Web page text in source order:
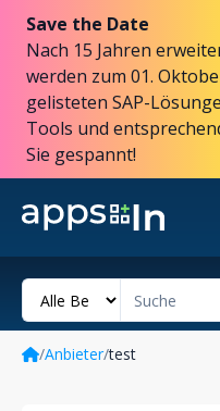
Save the Date
Nach 15 Jahren
werden zum 01.
gelisteten SAP-
Tools und
Sie gespannt!
/Anbieter/test